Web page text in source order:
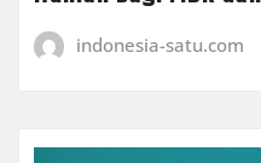
indonesia-satu.com